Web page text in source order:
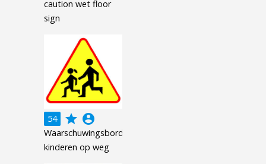
caution wet floor
sign
54 grade account_circle
Waarschuwingsbord:
kinderen op weg